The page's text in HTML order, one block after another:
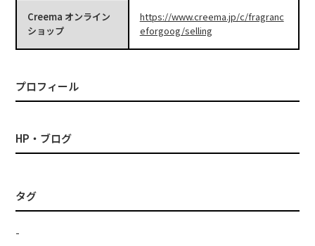
Creema オンライン
ショップ
https://www.creema.jp/c/fragranc
eforgoog/selling
プロフィール
HP・ブログ
タグ
-